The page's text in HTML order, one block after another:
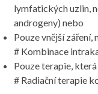
lymfatických uzlin,
androgeny) nebo
Pouze vnější záření,
# Kombinace
Pouze terapie,
# Radiační terapie